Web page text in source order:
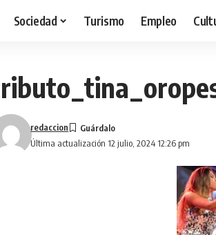
Sociedad Turismo Empleo
Última actualización 12 julio, 2024 12:26 pm
redaccion